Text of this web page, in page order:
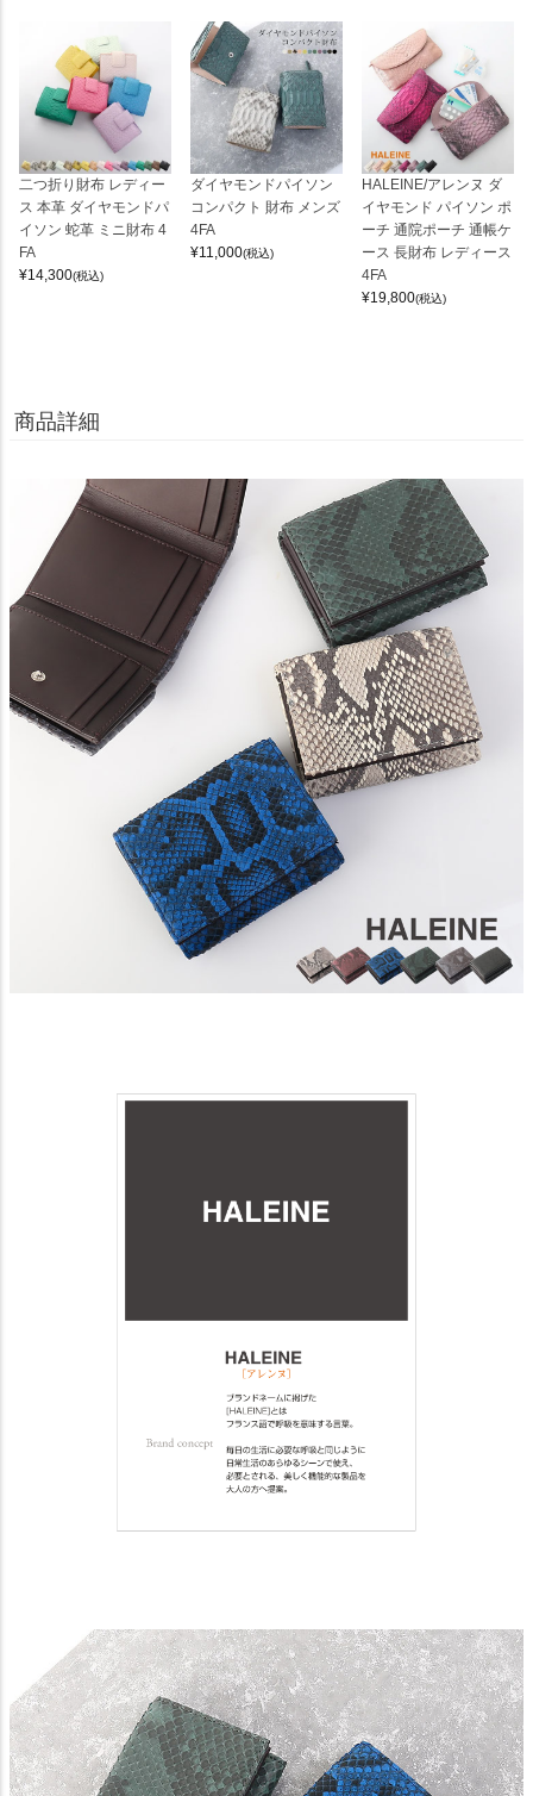
二つ折り財布 レディー
ス 本革 ダイヤモンドパ
イソン 蛇革 ミニ財布 4
FA
¥14,300(税込)
ダイヤモンドパイソン
コンパクト 財布 メンズ
4FA
¥11,000(税込)
HALEINE/アレンヌ ダ
イヤモンド パイソン ポ
ーチ 通院ポーチ 通帳ケ
ース 長財布 レディース
4FA
¥19,800(税込)
商品詳細